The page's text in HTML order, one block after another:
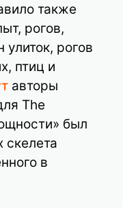
также
рогов,
улиток, рогов
птиц и
авторы
The
был
в